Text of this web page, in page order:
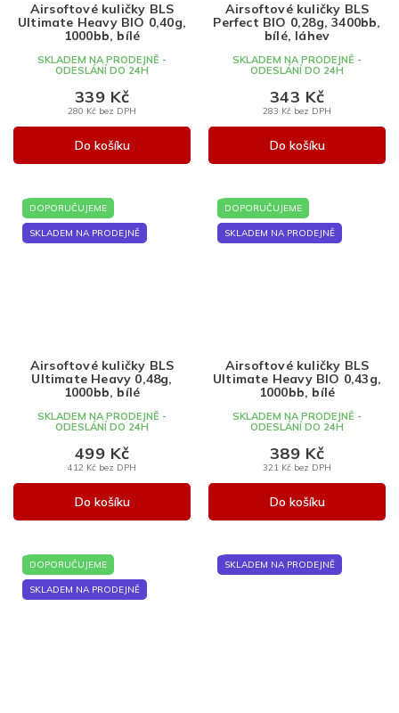
Airsoftové kuličky BLS
Ultimate Heavy BIO 0,40g,
1000bb, bílé
SKLADEM NA PRODEJNĚ -
ODESLÁNÍ DO 24H
280 Kč bez DPH
339 Kč
Do košíku
Airsoftové kuličky BLS
Perfect BIO 0,28g, 3400bb,
bílé, láhev
SKLADEM NA PRODEJNĚ -
ODESLÁNÍ DO 24H
283 Kč bez DPH
343 Kč
Do košíku
DOPORUČUJEME
SKLADEM NA PRODEJNĚ
Airsoftové kuličky BLS
Ultimate Heavy 0,48g,
1000bb, bílé
SKLADEM NA PRODEJNĚ -
ODESLÁNÍ DO 24H
412 Kč bez DPH
499 Kč
Do košíku
DOPORUČUJEME
SKLADEM NA PRODEJNĚ
Airsoftové kuličky BLS
Ultimate Heavy BIO 0,43g,
1000bb, bílé
SKLADEM NA PRODEJNĚ -
ODESLÁNÍ DO 24H
321 Kč bez DPH
389 Kč
Do košíku
DOPORUČUJEME
SKLADEM NA PRODEJNĚ
SKLADEM NA PRODEJNĚ